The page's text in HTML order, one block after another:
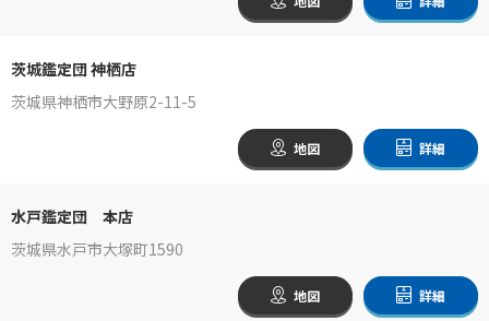
茨城鑑定団 神栖店
茨城県神栖市大野原2-11-5
地図 詳細
水戸鑑定団 本店
茨城県水戸市大塚町1590
地図 詳細